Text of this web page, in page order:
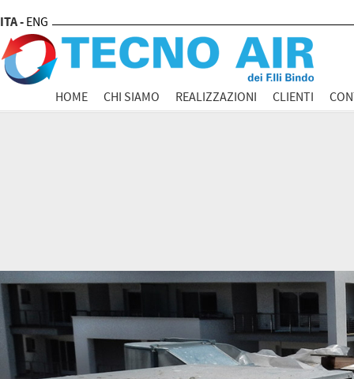
ITA - ENG
HOME CHI SIAMO REALIZZAZIONI CLIENTI